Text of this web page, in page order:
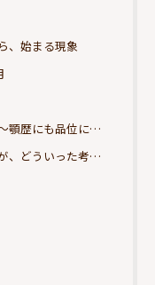
、始まる現象
品位にこだわりたい
治療をお求めになられるのか？